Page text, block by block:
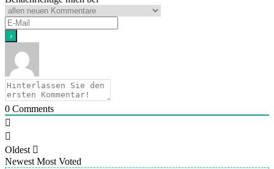
0 Comments
Oldest
Newest Most Voted